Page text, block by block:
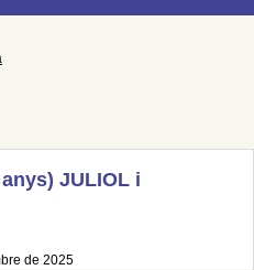
JULIOL i
de 2025